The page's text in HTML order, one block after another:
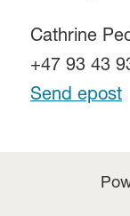
Cathrine
+47 93 43
Send epost